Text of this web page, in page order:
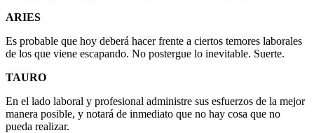
ARIES
Es probable que hoy deberá hacer frente a ciertos temores laborales
de los que viene escapando. No postergue lo inevitable. Suerte.
TAURO
En el lado laboral y profesional administre sus esfuerzos de la mejor
manera posible, y notará de inmediato que no hay cosa que no
pueda realizar.